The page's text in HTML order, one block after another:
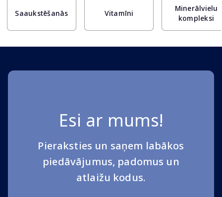
Saaukstēšanās Vitamīni
Minerālvielu
kompleksi
Esi ar mums!
Pieraksties un saņem labākos
piedāvājumus, padomus un
atlaižu kodus.